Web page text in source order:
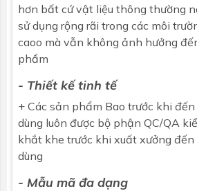
hơn bất cứ vật liệu thông thường
sử dụng rộng rãi trong các môi
caoo mà vẫn không ảnh hưởng
phẩm
- Thiết kế tinh tế
+ Các sản phẩm Bao trước khi
dùng luôn được bộ phận QC/QA
khắt khe trước khi xuất xưởng đến
dùng
- Mẫu mã đa dạng